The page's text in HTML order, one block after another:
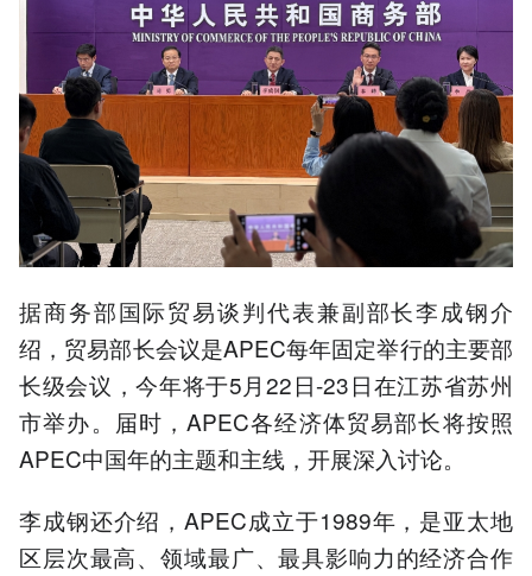
据商务部国际贸易谈判代表兼副部长李成钢介
绍，贸易部长会议是APEC每年固定举行的主要部
长级会议，今年将于5月22日-23日在江苏省苏州
市举办。届时，APEC各经济体贸易部长将按照
APEC中国年的主题和主线，开展深入讨论。
李成钢还介绍，APEC成立于1989年，是亚太地
区层次最高、领域最广、最具影响力的经济合作